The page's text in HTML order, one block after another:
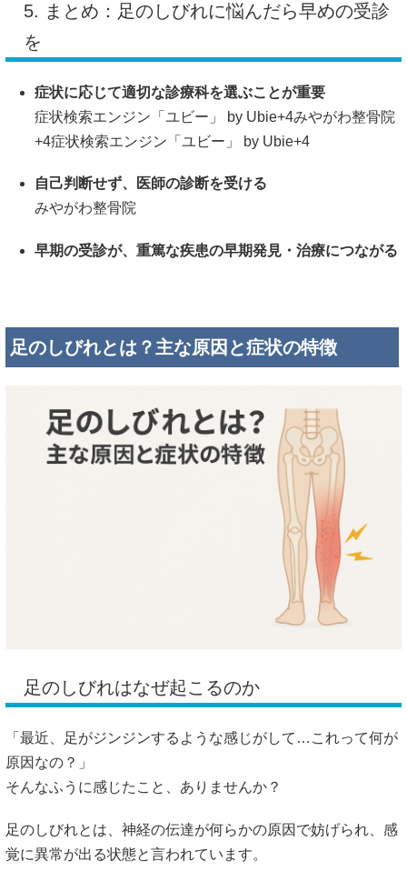
5. まとめ：足のしびれに悩んだら早めの受診
を
症状に応じて適切な診療科を選ぶことが重要
症状検索エンジン「ユビー」 by Ubie+4みやがわ整骨院
+4症状検索エンジン「ユビー」 by Ubie+4
自己判断せず、医師の診断を受ける
みやがわ整骨院
早期の受診が、重篤な疾患の早期発見・治療につながる
足のしびれとは？主な原因と症状の特徴
足のしびれはなぜ起こるのか
「最近、足がジンジンするような感じがして…これって何が
原因なの？」
そんなふうに感じたこと、ありませんか？
足のしびれとは、神経の伝達が何らかの原因で妨げられ、感
覚に異常が出る状態と言われています。